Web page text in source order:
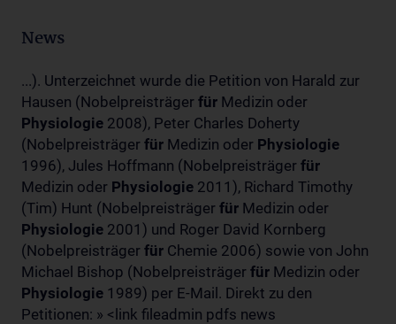
News
...). Unterzeichnet wurde die Petition von Harald zur
Hausen (Nobelpreisträger für Medizin oder
Physiologie 2008), Peter Charles Doherty
(Nobelpreisträger für Medizin oder Physiologie
1996), Jules Hoffmann (Nobelpreisträger für
Medizin oder Physiologie 2011), Richard Timothy
(Tim) Hunt (Nobelpreisträger für Medizin oder
Physiologie 2001) und Roger David Kornberg
(Nobelpreisträger für Chemie 2006) sowie von John
Michael Bishop (Nobelpreisträger für Medizin oder
Physiologie 1989) per E-Mail. Direkt zu den
Petitionen: » <link fileadmin pdfs news